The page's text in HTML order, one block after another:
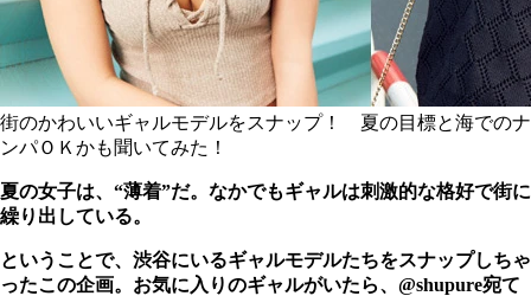
街のかわいいギャルモデルをスナップ！ 夏の目標と海でのナ
ンパＯＫかも聞いてみた！
夏の女子は、“薄着”だ。なかでもギャルは刺激的な格好で街に
繰り出している。
ということで、渋谷にいるギャルモデルたちをスナップしちゃ
ったこの企画。お気に入りのギャルがいたら、@shupure宛て